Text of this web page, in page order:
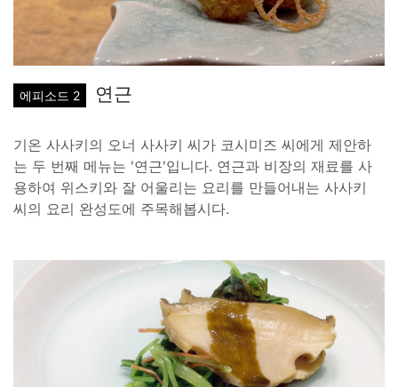
에피소드 2 연근
기온 사사키의 오너 사사키 씨가 코시미즈 씨에게 제안하
는 두 번째 메뉴는 '연근'입니다. 연근과 비장의 재료를 사
용하여 위스키와 잘 어울리는 요리를 만들어내는 사사키
씨의 요리 완성도에 주목해봅시다.